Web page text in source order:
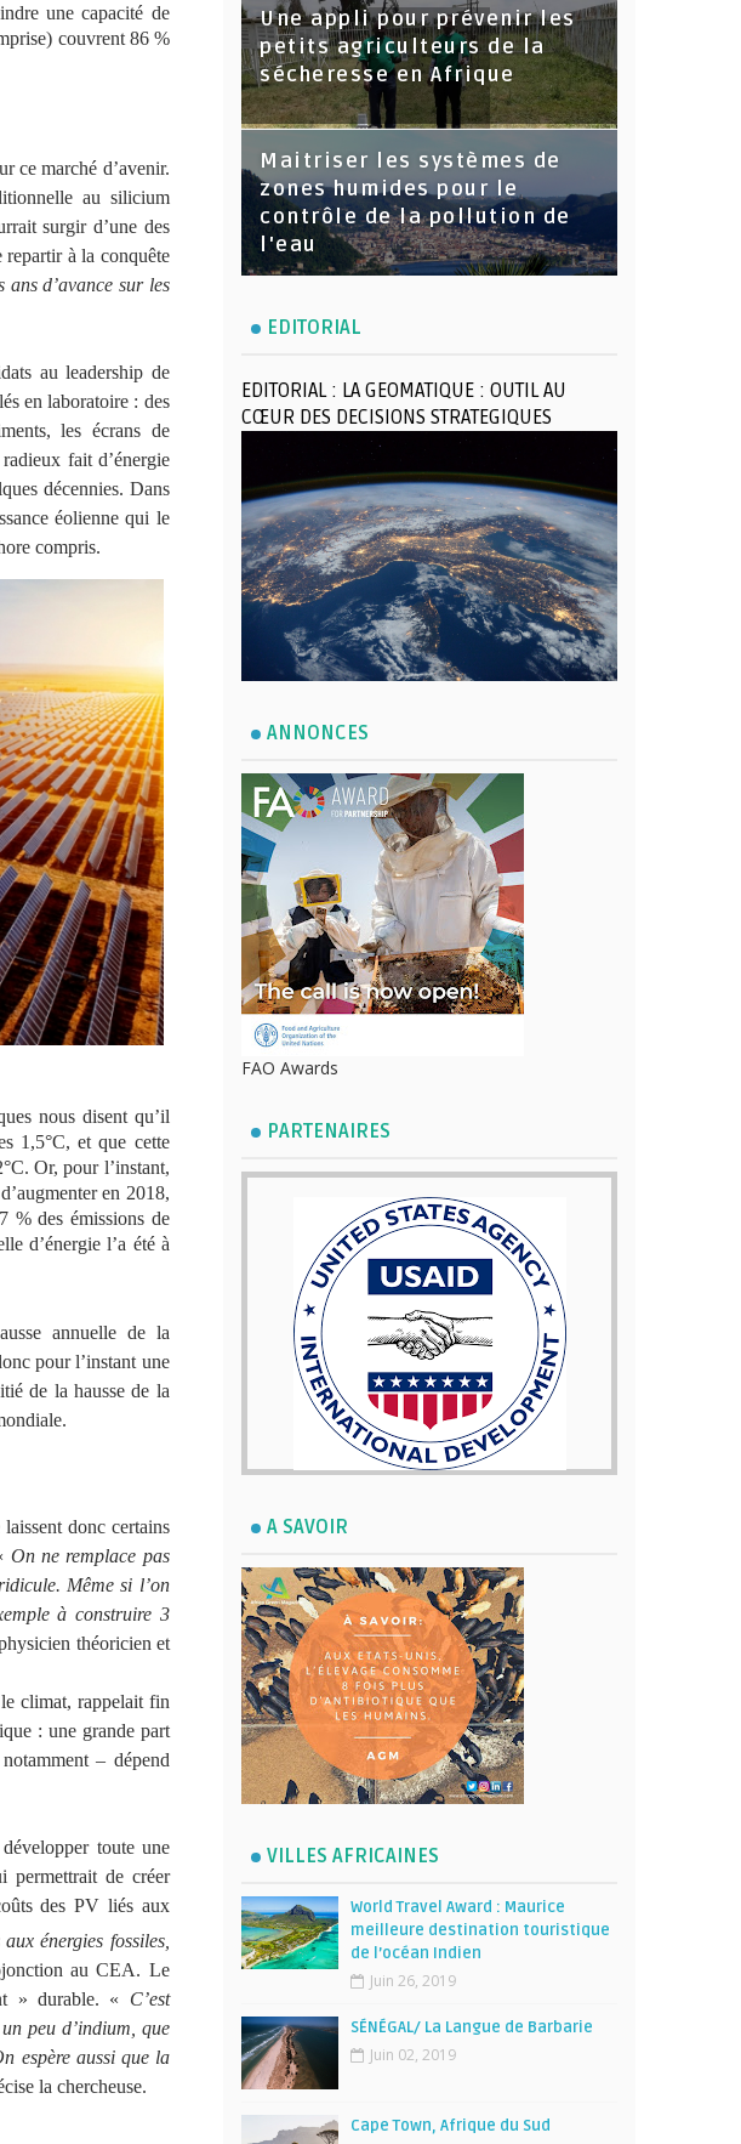
une capacité de
couvrent 86 %
ce marché d’avenir.
au silicium
surgir d’une des
repartir à la conquête
d’avance sur les
au leadership de
en laboratoire : des
les écrans de
fait d’énergie
décennies. Dans
éolienne qui le
compris.
nous disent qu’il
1,5°C, et que cette
Or, pour l’instant,
en 2018,
% des émissions de
d’énergie l’a été à
annuelle de la
pour l’instant une
de la hausse de la
donc certains
On ne remplace pas
Même si l’on
à construire 3
théoricien et
climat, rappelait fin
: une grande part
– dépend
toute une
permettrait de créer
des PV liés aux
énergies fossiles,
au CEA. Le
» durable. « C’est
peu d’indium, que
espère aussi que la
la chercheuse.
Une appli pour prévenir les
petits agriculteurs de la
sécheresse en Afrique
Maitriser les systèmes de
zones humides pour le
contrôle de la pollution de
l'eau
EDITORIAL
EDITORIAL : LA GEOMATIQUE : OUTIL AU
CŒUR DES DECISIONS STRATEGIQUES
ANNONCES
FAO Awards
PARTENAIRES
A SAVOIR
VILLES AFRICAINES
World Travel Award : Maurice
meilleure destination touristique
de l’océan Indien
Juin 26, 2019
SÉNÉGAL/ La Langue de Barbarie
Juin 02, 2019
Cape Town, Afrique du Sud